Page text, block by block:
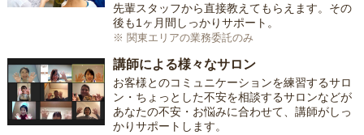
先輩スタッフから直接教えてもらえます。その
後も1ヶ月間しっかりサポート。
※ 関東エリアの業務委託のみ
講師による様々なサロン
お客様とのコミュニケーションを練習するサロ
ン・ちょっとした不安を相談するサロンなどが
あなたの不安・お悩みに合わせて、講師がしっ
かりサポートします。